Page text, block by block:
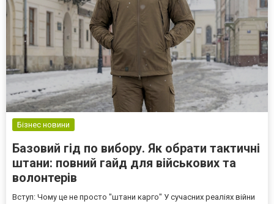
Бізнес новини
Базовий гід по вибору. Як обрати тактичні
штани: повний гайд для військових та
волонтерів
Вступ: Чому це не просто "штани карго" У сучасних реаліях війни